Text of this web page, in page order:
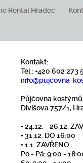
Rental Hradec
Kontakt:
Tel.: +420 602 273
info@pujcovna-
Půjčovna
Divišova 757/1,
• 24.12. - 26.12.
• 31.12. DO 16:00
• 1.1. ZAVŘENO
Po - Pá: 9:00 -